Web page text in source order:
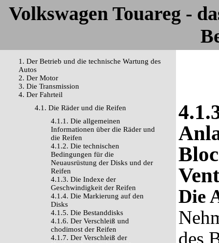
Volkswagen Touareg -
1. Der Betrieb und die technische Wartung des
Autos
2. Der Motor
3. Die Transmission
4. Der Fahrteil
4.1. Die Räder und die Reifen
4.1.1. Die allgemeinen
Informationen über die Räder und
die Reifen
4.1.2. Die technischen
Bedingungen für die
Neuausrüstung der Disks und der
Reifen
4.1.3. Die Indexe der
Geschwindigkeit der Reifen
4.1.4. Die Markierung auf den
Disks
4.1.5. Die Bestanddisks
4.1.6. Der Verschleiß und
chodimost der Reifen
4.1.7. Der Verschleiß der
Die
des